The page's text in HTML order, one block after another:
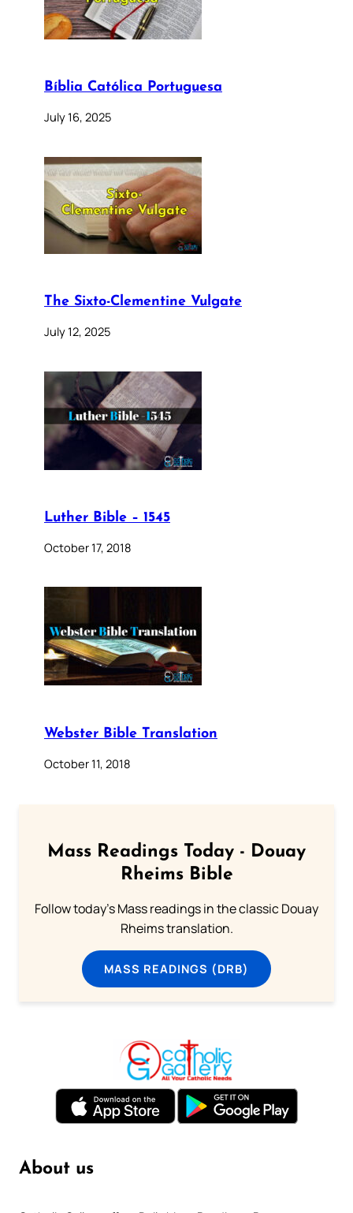
Bíblia Católica Portuguesa
July 16, 2025
The Sixto-Clementine Vulgate
July 12, 2025
Luther Bible – 1545
October 17, 2018
Webster Bible Translation
October 11, 2018
Mass Readings Today - Douay
Rheims Bible
Follow today's Mass readings in the classic Douay
Rheims translation.
MASS READINGS (DRB)
About us